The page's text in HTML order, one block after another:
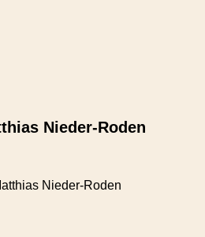
Nieder-Roden
Nieder-Roden